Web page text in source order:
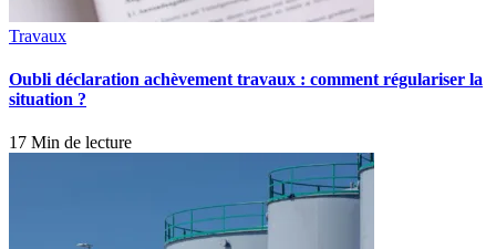
Travaux
Oubli déclaration achèvement travaux : comment régulariser la
situation ?
17 Min de lecture